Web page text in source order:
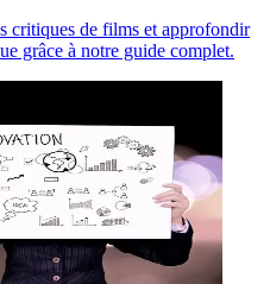
critiques de films et approfondir
grâce à notre guide complet.